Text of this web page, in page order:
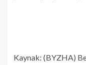
Kaynak: (BYZHA)